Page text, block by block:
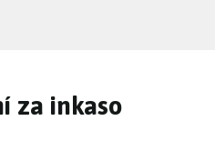
za inkaso